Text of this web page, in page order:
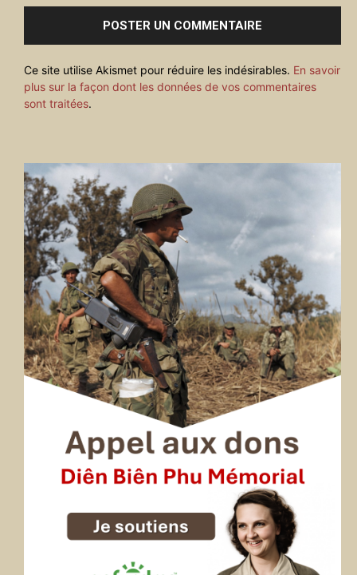
Ce site utilise Akismet pour réduire les indésirables. En savoir
plus sur la façon dont les données de vos commentaires
sont traitées.